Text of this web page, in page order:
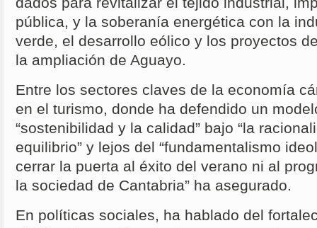
pública, y la soberanía energética con la
verde, el desarrollo eólico y los proyectos
la ampliación de Aguayo.
Entre los sectores claves de la economía
en el turismo, donde ha defendido un
“sostenibilidad y la calidad” bajo “la
equilibrio” y lejos del “fundamentalismo
cerrar la puerta al éxito del verano ni al
la sociedad de Cantabria” ha asegurado.
En políticas sociales, ha hablado del